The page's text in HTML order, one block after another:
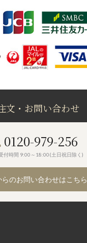
文・お問い合わせ
0120-979-256
付時間 9:00～18:00(土日祝日除く)
のお問い合わせはこちら